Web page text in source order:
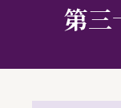
第